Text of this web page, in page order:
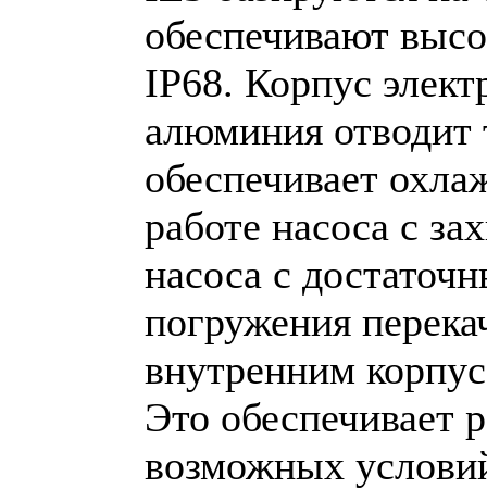
обеспечивают
IP68. Корпус
алюминия
обеспечивает
работе насоса с
насоса с
погружения
внутренним
Это обеспечивает
возможных